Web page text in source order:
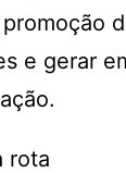
e gerar
rota